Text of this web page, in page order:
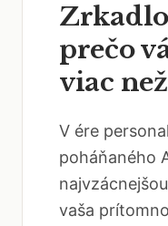
prečo
viac
V ére
poháňaného
vaša